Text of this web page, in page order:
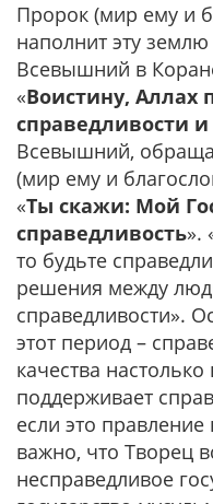
Пророк (мир ему и
наполнит эту
Всевышний в
«Воистину, Аллах
справедливости и
Всевышний,
(мир ему и
«Ты скажи: Мой
справедливость».
то будьте
решения между
справедливости».
этот период –
качества
поддерживает
если это
важно, что Творец
несправедливое